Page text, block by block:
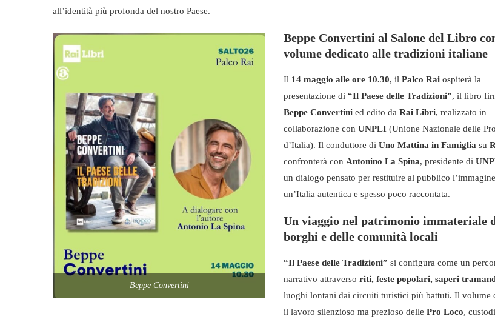
all’identità più profonda del nostro Paese.
Beppe Convertini
Beppe Convertini al Salone del Libro
volume dedicato alle tradizioni italiane
Il 14 maggio alle ore 10.30, il Palco Rai ospiterà la
presentazione di “Il Paese delle Tradizioni”, il libro
Beppe Convertini ed edito da Rai Libri, realizzato in
collaborazione con UNPLI (Unione Nazionale delle
d’Italia). Il conduttore di Uno Mattina in Famiglia su
confronterà con Antonino La Spina, presidente di
un dialogo pensato per restituire al pubblico
un’Italia autentica e spesso poco raccontata.
Un viaggio nel patrimonio immateriale
borghi e delle comunità locali
“Il Paese delle Tradizioni” si configura come un
narrativo attraverso riti, feste popolari, saperi
luoghi lontani dai circuiti turistici più battuti. Il volume
il lavoro silenzioso ma prezioso delle Pro Loco, custodi